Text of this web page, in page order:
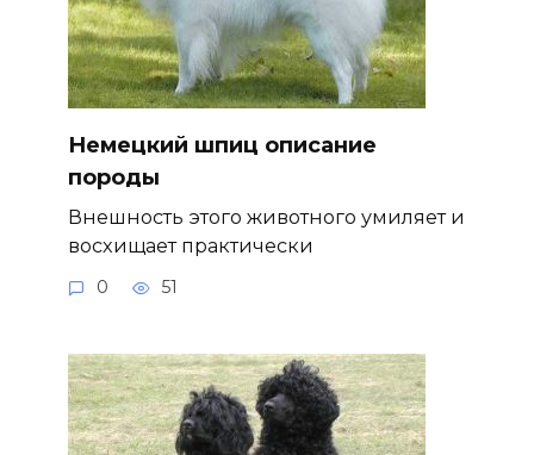
Немецкий шпиц описание
породы
Внешность этого животного умиляет и
восхищает практически
0 51